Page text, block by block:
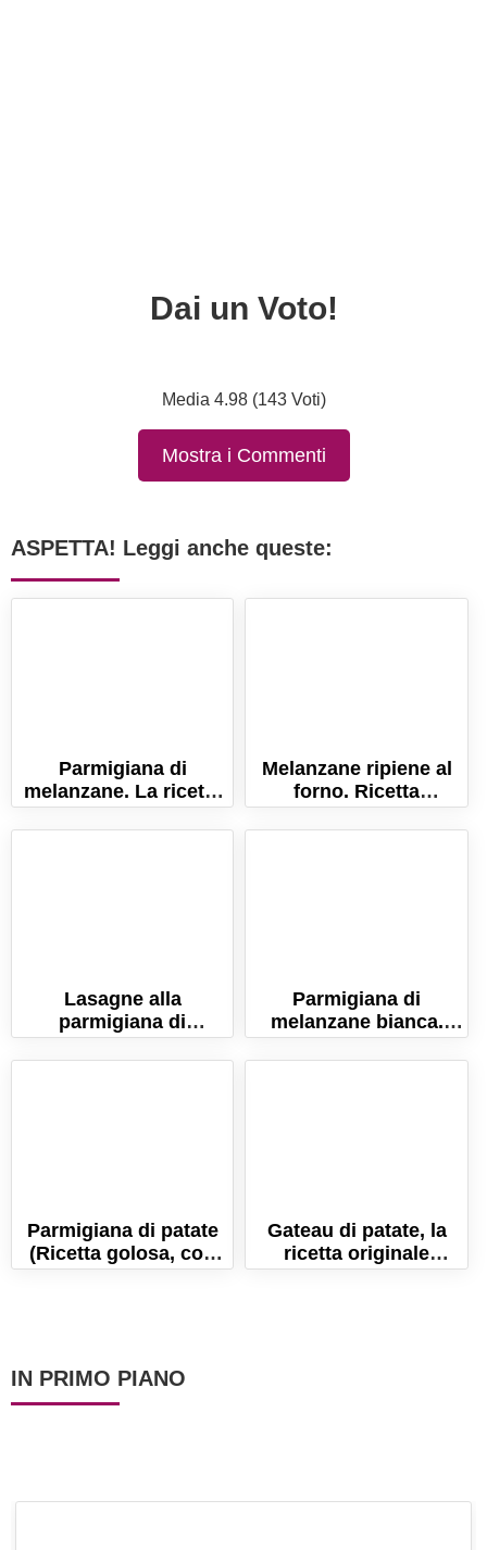
Dai un Voto!
Media 4.98 (143 Voti)
Mostra i Commenti
ASPETTA! Leggi anche queste:
Parmigiana di
melanzane. La ricetta
classica napoletana!
Melanzane ripiene al
forno. Ricetta
semplice con carne o
salsiccia!
Lasagne alla
parmigiana di
melanzane al forno.
Ricetta gustosissima!
Parmigiana di
melanzane bianca.
Ricetta con prosciutto
e mozzarella!
Parmigiana di patate
(Ricetta golosa, con
prosciutto e
Gateau di patate, la
ricetta originale
napoletana. Veloce da
IN PRIMO PIANO